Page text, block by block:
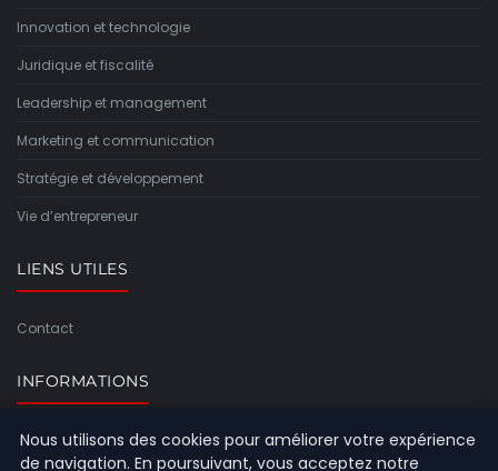
Innovation et technologie
Juridique et fiscalité
Leadership et management
Marketing et communication
Stratégie et développement
Vie d’entrepreneur
LIENS UTILES
Contact
INFORMATIONS
Plan du site
Nous utilisons des cookies pour améliorer votre expérience
de navigation. En poursuivant, vous acceptez notre